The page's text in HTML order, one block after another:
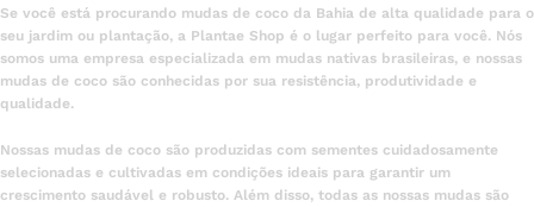
Se você está procurando mudas de coco da Bahia de alta qualidade para o
seu jardim ou plantação, a Plantae Shop é o lugar perfeito para você. Nós
somos uma empresa especializada em mudas nativas brasileiras, e nossas
mudas de coco são conhecidas por sua resistência, produtividade e
qualidade.
Nossas mudas de coco são produzidas com sementes cuidadosamente
selecionadas e cultivadas em condições ideais para garantir um
crescimento saudável e robusto. Além disso, todas as nossas mudas são